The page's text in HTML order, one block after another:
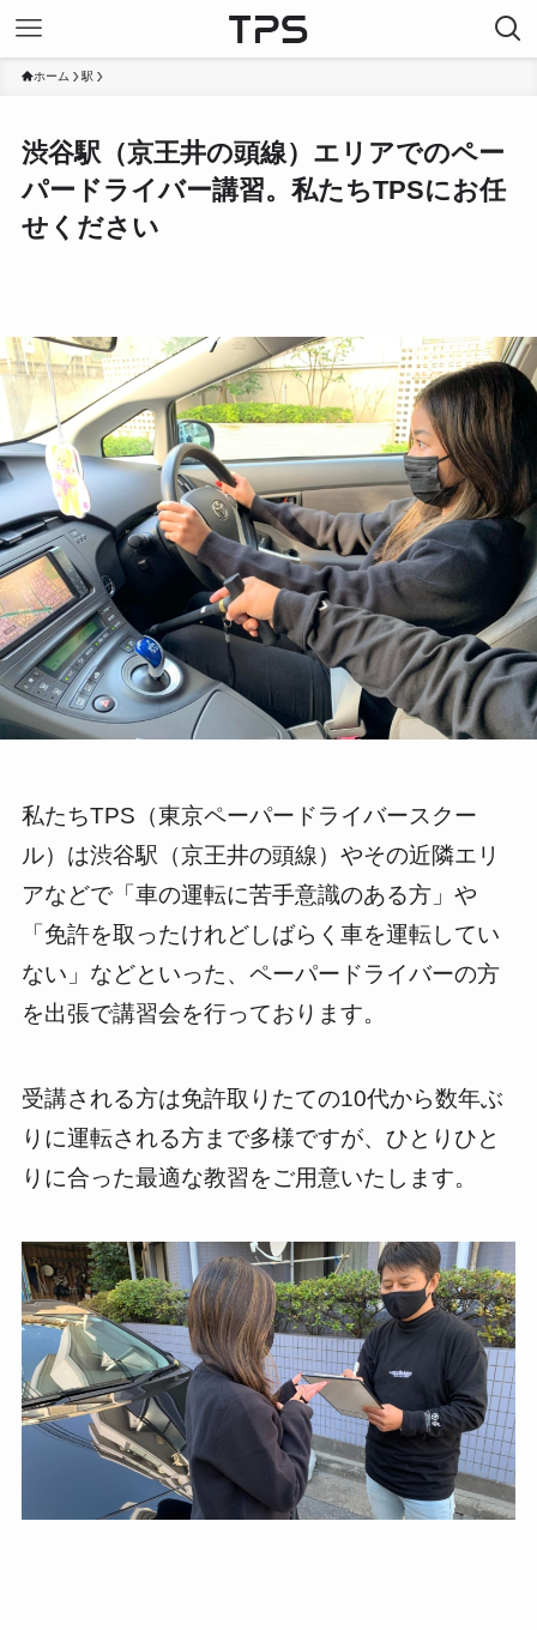
ホーム 駅
渋谷駅（京王井の頭線）エリアでのペー
パードライバー講習。私たちTPSにお任
せください
私たちTPS（東京ペーパードライバースクー
ル）は渋谷駅（京王井の頭線）やその近隣エリ
アなどで「車の運転に苦手意識のある方」や
「免許を取ったけれどしばらく車を運転してい
ない」などといった、ペーパードライバーの方
を出張で講習会を行っております。
受講される方は免許取りたての10代から数年ぶ
りに運転される方まで多様ですが、ひとりひと
りに合った最適な教習をご用意いたします。